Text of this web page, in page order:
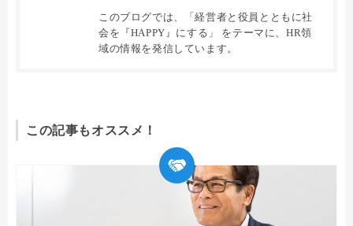
このブログでは、「経営者と役員とともに社
会を『HAPPY』にする」 をテーマに、HR領
域の情報を発信しています。
この記事もオススメ！